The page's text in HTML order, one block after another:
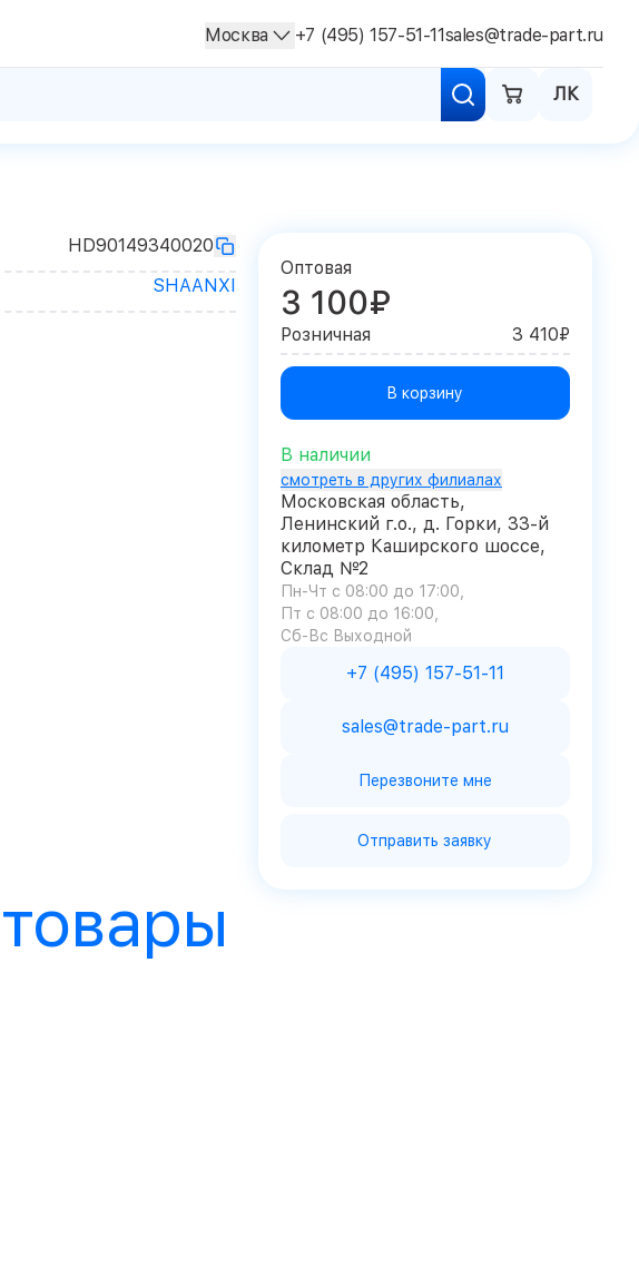
ЛК
Москва +7 (495) 157-51-11sales@trade-part.ru
HD90149340020
SHAANXI
Оптовая
3 100₽
Розничная 3 410₽
В корзину
В наличии
смотреть в других филиалах
Московская область,
Ленинский г.о., д. Горки, 33-й
километр Каширского шоссе,
Склад №2
Пн-Чт с 08:00 до 17:00
Пт с 08:00 до 16:00
Сб-Вс Выходной
+7 (495) 157-51-11
sales@trade-part.ru
Перезвоните мне
Отправить заявку